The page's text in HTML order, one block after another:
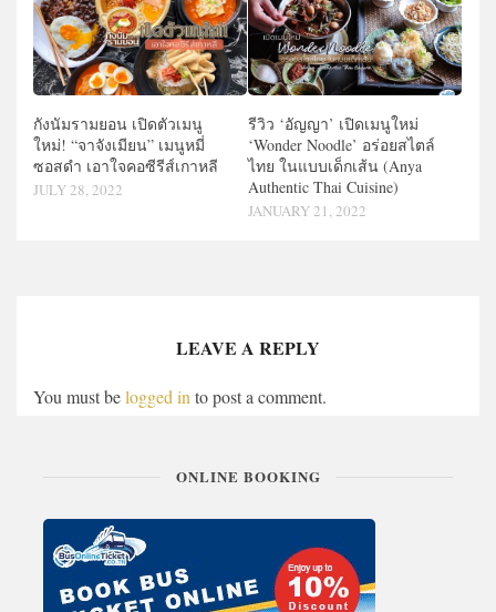
กังนัมรามยอน เปิดตัวเมนู
ใหม่! “จาจังเมียน” เมนูหมี่
ซอสดำ เอาใจคอซีรีส์เกาหลี
JULY 28, 2022
รีวิว ‘อัญญา’ เปิดเมนูใหม่
‘Wonder Noodle’ อร่อยสไตล์
ไทย ในแบบเด็กเส้น (Anya
Authentic Thai Cuisine)
JANUARY 21, 2022
LEAVE A REPLY
You must belogged in to post a comment.
ONLINE BOOKING